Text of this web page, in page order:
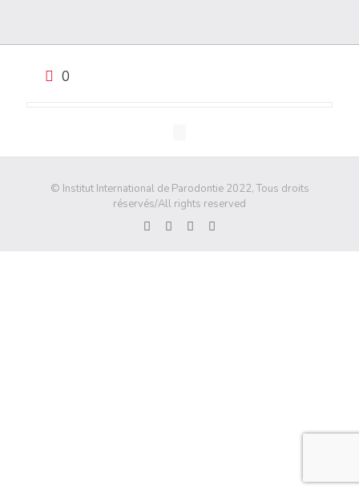
0
© Institut International de Parodontie 2022, Tous droits
réservés/All rights reserved